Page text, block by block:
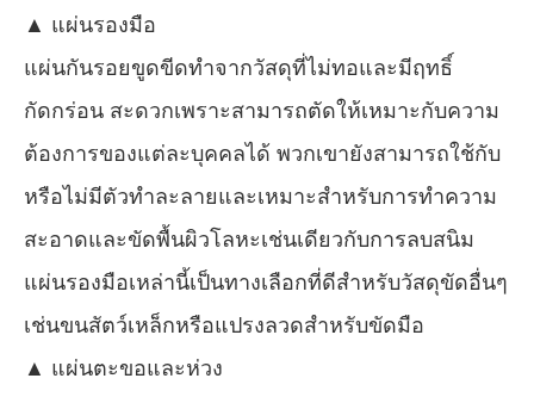
▲ แผ่นรองมือ
แผ่นกันรอยขูดขีดทำจากวัสดุที่ไม่ทอและมีฤทธิ์
กัดกร่อน สะดวกเพราะสามารถตัดให้เหมาะกับความ
ต้องการของแต่ละบุคคลได้ พวกเขายังสามารถใช้กับ
หรือไม่มีตัวทำละลายและเหมาะสำหรับการทำความ
สะอาดและขัดพื้นผิวโลหะเช่นเดียวกับการลบสนิม
แผ่นรองมือเหล่านี้เป็นทางเลือกที่ดีสำหรับวัสดุขัดอื่นๆ
เช่นขนสัตว์เหล็กหรือแปรงลวดสำหรับขัดมือ
▲ แผ่นตะขอและห่วง